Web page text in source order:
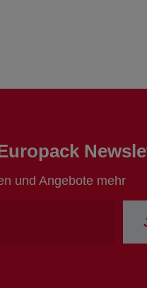
und Angebote mehr